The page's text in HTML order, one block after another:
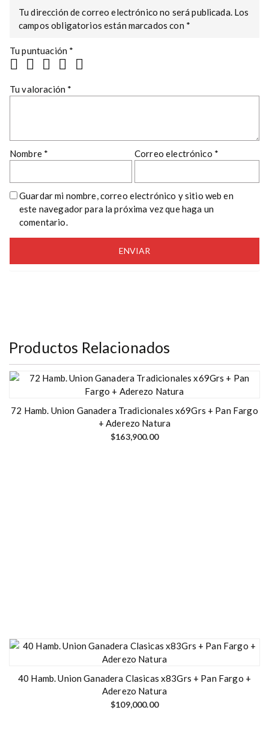
Tu dirección de correo electrónico no será publicada. Los
campos obligatorios están marcados con *
Tu puntuación *
Tu valoración *
Nombre * Correo electrónico *
Guardar mi nombre, correo electrónico y sitio web en
este navegador para la próxima vez que haga un
comentario.
Productos Relacionados
72 Hamb. Union Ganadera Tradicionales x69Grs + Pan Fargo
+ Aderezo Natura
$163,900.00
40 Hamb. Union Ganadera Clasicas x83Grs + Pan Fargo +
Aderezo Natura
$109,000.00